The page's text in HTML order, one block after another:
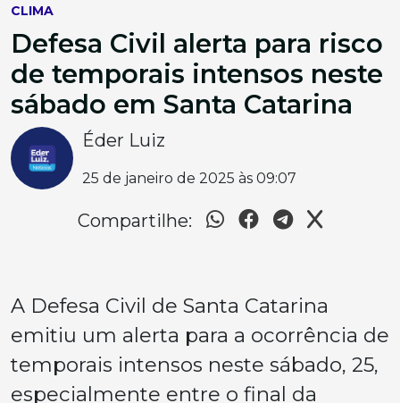
CLIMA
Defesa Civil alerta para risco
de temporais intensos neste
sábado em Santa Catarina
Éder Luiz
25 de janeiro de 2025 às 09:07
Compartilhe:
A Defesa Civil de Santa Catarina
emitiu um alerta para a ocorrência de
temporais intensos neste sábado, 25,
especialmente entre o final da